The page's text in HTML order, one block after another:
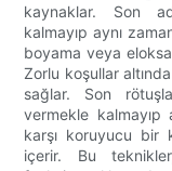
kaynaklar. Son
kalmayıp aynı
boyama veya
Zorlu koşullar
sağlar. Son
vermekle kalmayıp
karşı koruyucu bir
içerir. Bu